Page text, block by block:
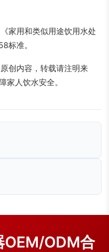
家用和类似用途饮用水处
标准。
创内容，转载请注明来
家人饮水安全。
OEM/ODM合